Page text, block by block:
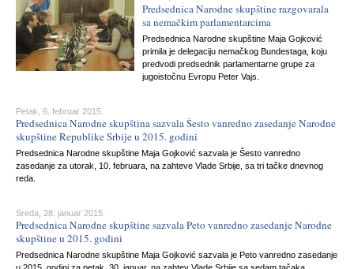
Predsednica Narodne skupštine razgovarala
sa nemačkim parlamentarcima
Predsednica Narodne skupštine Maja Gojković
primila je delegaciju nemačkog Bundestaga, koju
predvodi predsednik parlamentarne grupe za
jugoistočnu Evropu Peter Vajs.
Petak, 6. februar 2015.
Predsednica Narodne skupština sazvala Šesto vanredno zasedanje Narodne
skupštine Republike Srbije u 2015. godini
Predsednica Narodne skupštine Maja Gojković sazvala je Šesto vanredno
zasedanje za utorak, 10. februara, na zahteve Vlade Srbije, sa tri tačke dnevnog
reda.
Sreda, 28. januar 2015.
Predsednica Narodne skupštine sazvala Peto vanredno zasedanje Narodne
skupštine u 2015. godini
Predsednica Narodne skupštine Maja Gojković sazvala je Peto vanredno zasedanje